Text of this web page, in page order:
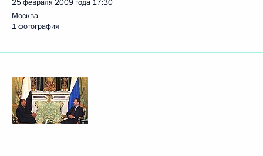
25 февраля 2009 года 17:30
Москва
1 фотография